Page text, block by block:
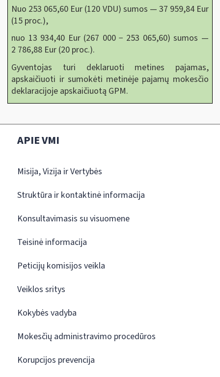
Nuo 253 065,60 Eur (120 VDU) sumos — 37 959,84 Eur
(15 proc.),
nuo 13 934,40 Eur (267 000 − 253 065,60) sumos —
2 786,88 Eur (20 proc.).
Gyventojas turi deklaruoti metines pajamas,
apskaičiuoti ir sumokėti metinėje pajamų mokesčio
deklaracijoje apskaičiuotą GPM.
APIE VMI
Misija, Vizija ir Vertybės
Struktūra ir kontaktinė informacija
Konsultavimasis su visuomene
Teisinė informacija
Peticijų komisijos veikla
Veiklos sritys
Kokybės vadyba
Mokesčių administravimo procedūros
Korupcijos prevencija